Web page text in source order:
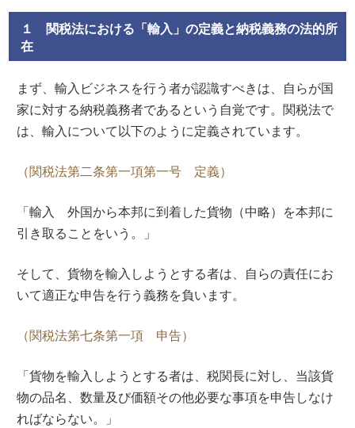
１ 関税法における「輸入」の定義と納税義務の法的所
在
まず、輸入ビジネスを行う者が認識すべきは、自らが国
家に対する納税義務者であるという自覚です。関税法で
は、輸入について以下のように定義されています。
（関税法第二条第一項第一号 定義）
「輸入 外国から本邦に到着した貨物（中略）を本邦に
引き取ることをいう。」
そして、貨物を輸入しようとする者は、自らの責任にお
いて適正な申告を行う義務を負います。
（関税法第七条第一項 申告）
「貨物を輸入しようとする者は、税関長に対し、当該貨
物の品名、数量及び価額その他必要な事項を申告しなけ
ればならない。」